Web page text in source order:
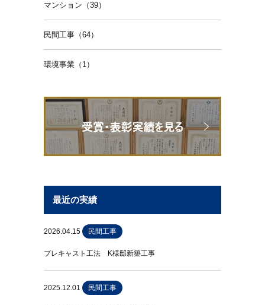
マンション（39）
民間工事（64）
環境事業（1）
最近の実績
2026.04.15 民間工事
プレキャスト工法 K様邸新築工事
2025.12.01 民間工事